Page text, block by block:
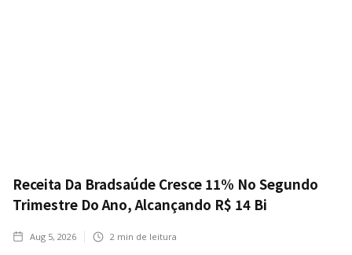
Receita Da Bradsaúde Cresce 11% No Segundo
Trimestre Do Ano, Alcançando R$ 14 Bi
Aug 5, 2026 2 min de leitura